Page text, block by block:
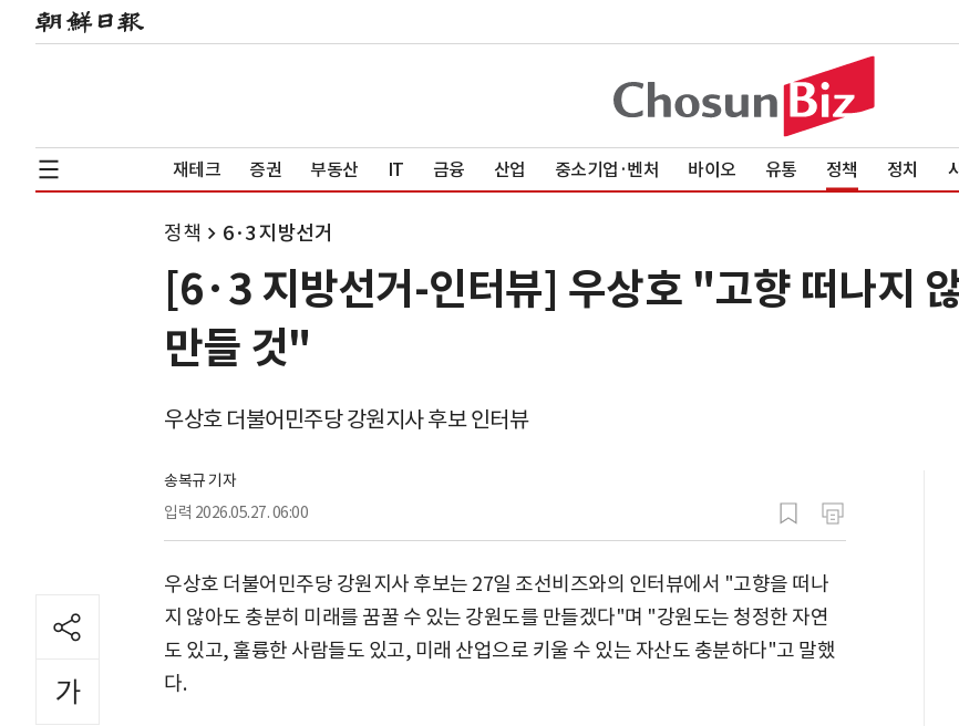
재테크 증권 부동산 IT 금융 산업 중소기업·벤처 바이오 유통 정책 정치
정책 6·3 지방선거
[6·3 지방선거-인터뷰] 우상호 "고향 떠나지
만들 것"
우상호 더불어민주당 강원지사 후보 인터뷰
송복규 기자
입력 2026.05.27. 06:00
우상호 더불어민주당 강원지사 후보는 27일 조선비즈와의 인터뷰에서 "고향을 떠나
지 않아도 충분히 미래를 꿈꿀 수 있는 강원도를 만들겠다"며 "강원도는 청정한 자연
도 있고, 훌륭한 사람들도 있고, 미래 산업으로 키울 수 있는 자산도 충분하다"고 말했
다.